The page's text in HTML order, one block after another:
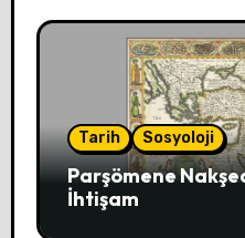
Tarih Sosyoloji
Parşömene
İhtişam